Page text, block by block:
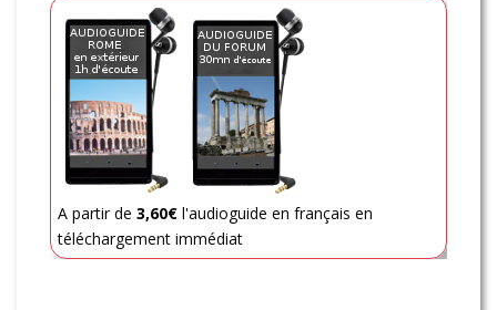
A partir de 3,60€ l'audioguide en français en
téléchargement immédiat